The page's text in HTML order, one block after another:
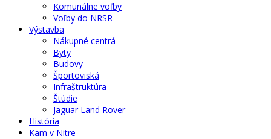
Komunálne voľby
Voľby do NRSR
Výstavba
Nákupné centrá
Byty
Budovy
Športoviská
Infraštruktúra
Štúdie
Jaguar Land Rover
História
Kam v Nitre